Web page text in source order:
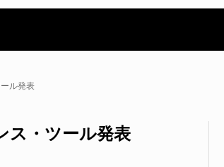
ル発表
ス・ツール発表